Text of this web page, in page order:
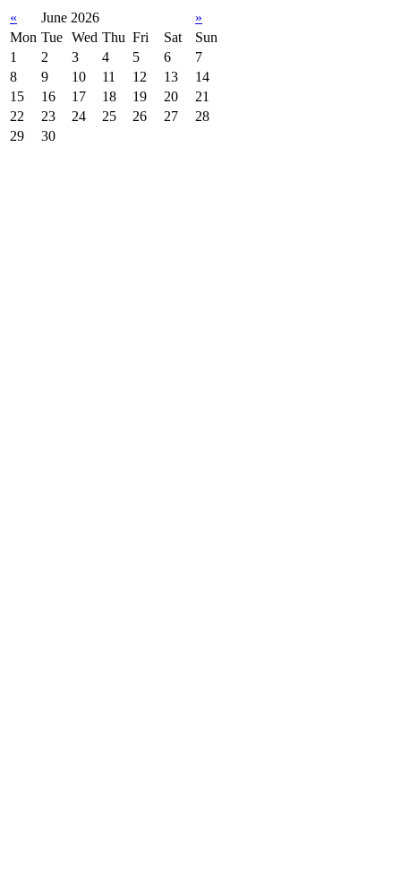
« June 2026
»
Mon Tue Wed Thu Fri Sat
Sun
1
2 3 4 5 6
7
8
9 10 11 12 13
14
15
16 17 18 19 20
21
22
23 24 25 26 27
28
29
30